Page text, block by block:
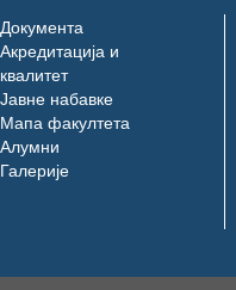
Документа
Акредитација и
квалитет
Јавне набавке
Мапа факултета
Алумни
Галерије